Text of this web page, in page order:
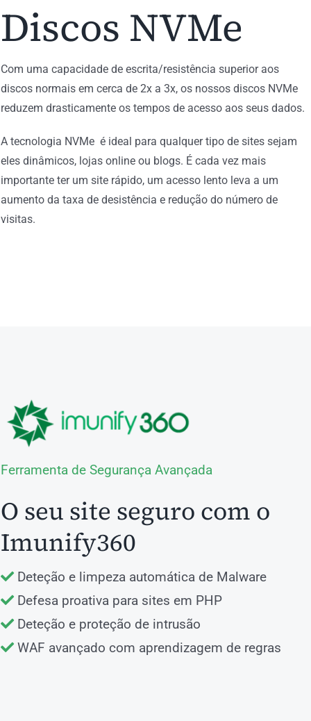
Discos NVMe
Com uma capacidade de escrita/resistência superior aos
discos normais em cerca de 2x a 3x, os nossos discos NVMe
reduzem drasticamente os tempos de acesso aos seus dados.
A tecnologia NVMe é ideal para qualquer tipo de sites sejam
eles dinâmicos, lojas online ou blogs. É cada vez mais
importante ter um site rápido, um acesso lento leva a um
aumento da taxa de desistência e redução do número de
visitas.
Ferramenta de Segurança Avançada
O seu site seguro com o
Imunify360
Deteção e limpeza automática de Malware
Defesa proativa para sites em PHP
Deteção e proteção de intrusão
WAF avançado com aprendizagem de regras